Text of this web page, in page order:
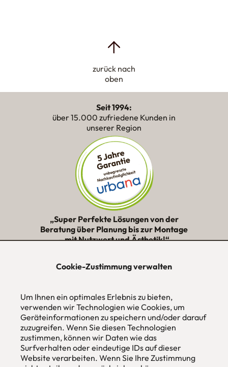
Cookie-Zustimmung verwalten
Um Ihnen ein optimales Erlebnis zu bieten,
verwenden wir Technologien wie Cookies, um
Geräteinformationen zu speichern und/oder darauf
zuzugreifen. Wenn Sie diesen Technologien
zustimmen, können wir Daten wie das
Surfverhalten oder eindeutige IDs auf dieser
Website verarbeiten. Wenn Sie Ihre Zustimmung
zurück nach
oben
Seit 1994:
über 15.000 zufriedene Kunden in
unserer Region
„Super Perfekte Lösungen von der
Beratung über Planung bis zur Montage
– mit Nutzwert und Ästhetik!“
Individuelles Wohndesign
ohne Mehrpreis nach Maß
Hans Pinsel-Str. 1
im DreierHaus
85540Haar / München
089 / 420 44 535